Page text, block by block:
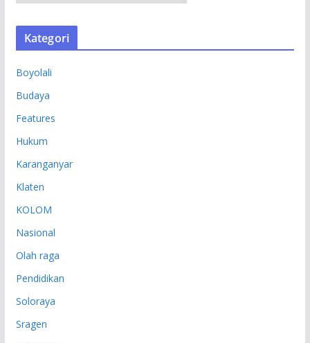
R
S
Kategori
Boyolali
Budaya
Features
Hukum
Karanganyar
Klaten
KOLOM
Nasional
Olah raga
Pendidikan
Soloraya
Sragen